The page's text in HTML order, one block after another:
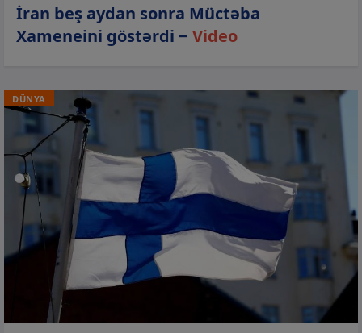
İran beş aydan sonra Müctəba
Xameneini göstərdi − Video
DÜNYA